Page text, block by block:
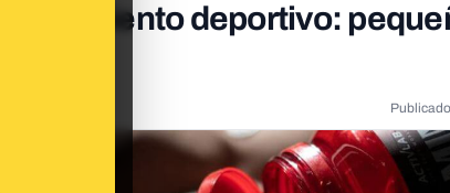
rendimiento deportivo: